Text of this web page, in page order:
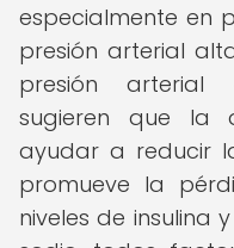
especialmente en
presión arterial
presión arterial
sugieren que la
ayudar a reducir
promueve la
niveles de insulina